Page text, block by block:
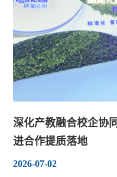
深化产教融合校企协
进合作提质落地
2026-07-02